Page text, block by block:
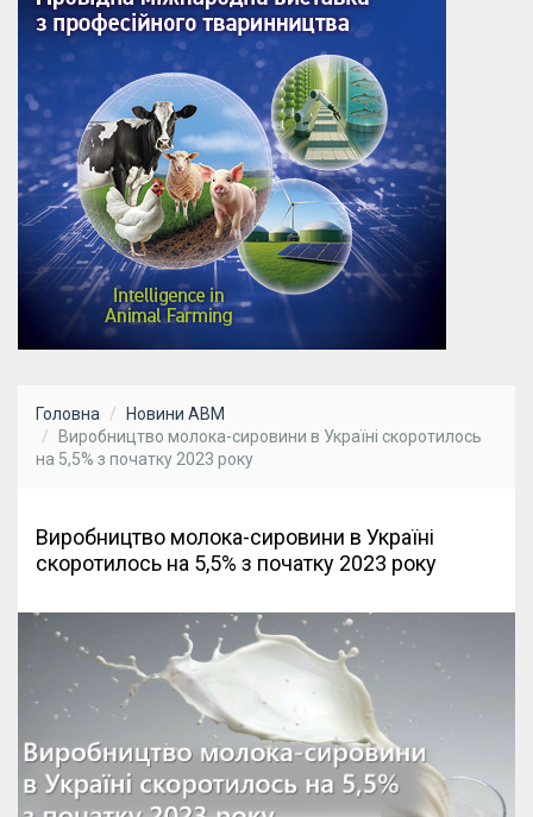
Головна
Новини АВМ
Виробництво молока-сировини в Україні скоротилось
на 5,5% з початку 2023 року
Виробництво молока-сировини в Україні
скоротилось на 5,5% з початку 2023 року